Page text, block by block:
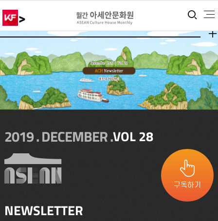
> 통
2019 . DECEMBER .VOL 28
NEWSLETTER
구독하기
더보기